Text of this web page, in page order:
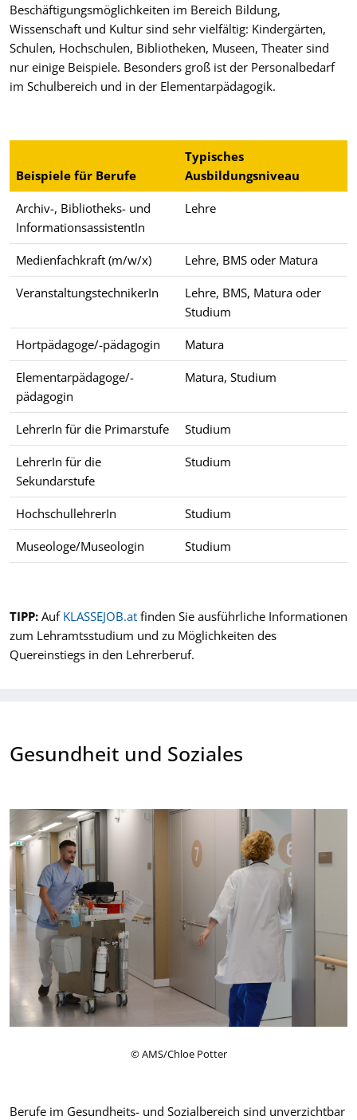
Beschäftigungsmöglichkeiten im Bereich Bildung,
Wissenschaft und Kultur sind sehr vielfältig: Kindergärten,
Schulen, Hochschulen, Bibliotheken, Museen, Theater sind
nur einige Beispiele. Besonders groß ist der Personalbedarf
im Schulbereich und in der Elementarpädagogik.
Beispiele für Berufe
Typisches
Ausbildungsniveau
Archiv-, Bibliotheks- und
InformationsassistentIn
Lehre
Medienfachkraft (m/w/x) Lehre, BMS oder Matura
VeranstaltungstechnikerIn
Lehre, BMS, Matura oder
Studium
Hortpädagoge/-pädagogin Matura
Elementarpädagoge/-
pädagogin
Matura, Studium
LehrerIn für die Primarstufe Studium
LehrerIn für die
Sekundarstufe
Studium
HochschullehrerIn Studium
Museologe/Museologin Studium
TIPP: Auf KLASSEJOB.at finden Sie ausführliche Informationen
zum Lehramtsstudium und zu Möglichkeiten des
Quereinstiegs in den Lehrerberuf.
Gesundheit und Soziales
© AMS/Chloe Potter
Berufe im Gesundheits- und Sozialbereich sind unverzichtbar